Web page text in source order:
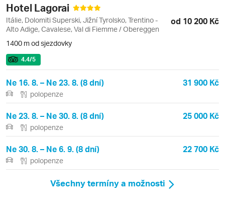
Hotel Lagorai
Itálie, Dolomiti Superski, Jižní Tyrolsko, Trentino -
Alto Adige, Cavalese, Val di Fiemme / Obereggen
od 10 200 Kč
1400 m od sjezdovky
4.4/5
Ne 16. 8. – Ne 23. 8. (8 dní) 31 900 Kč
polopenze
Ne 23. 8. – Ne 30. 8. (8 dní) 25 000 Kč
polopenze
Ne 30. 8. – Ne 6. 9. (8 dní) 22 700 Kč
polopenze
Všechny termíny a možnosti